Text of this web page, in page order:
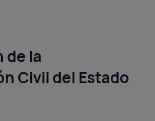
de la
Civil del Estado